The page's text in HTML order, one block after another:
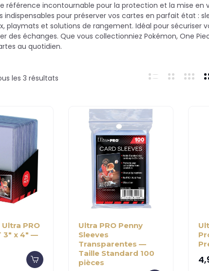
référence incontournable pour la protection et la mise
indispensables pour préserver vos cartes en parfait état :
playmats et solutions de rangement. Idéal pour sécuriser
des échanges. Que vous collectionniez Pokémon, One
au quotidien.
les 3 résultats
PRO
3" x 4" —
Ultra PRO Penny
Sleeves
Transparentes —
Taille Standard 100
pièces